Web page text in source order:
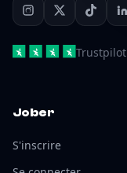
Trustpilot
Jober
S'inscrire